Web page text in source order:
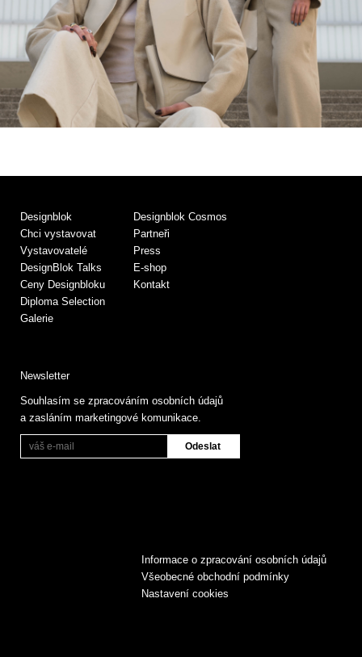
Designblok
Chci vystavovat
Vystavovatelé
DesignBlok Talks
Ceny Designbloku
Diploma Selection
Galerie
Designblok Cosmos
Partneři
Press
E-shop
Kontakt
Newsletter
Souhlasím se zpracováním osobních údajů
a zasláním marketingové komunikace.
Informace o zpracování osobních údajů
Všeobecné obchodní podmínky
Nastavení cookies